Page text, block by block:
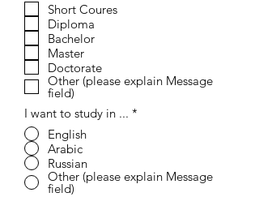
Short Coures
Diploma
Bachelor
Master
Doctorate
Other (please explain Message
field)
I want to study in ... *
English
Arabic
Russian
Other (please explain Message
field)